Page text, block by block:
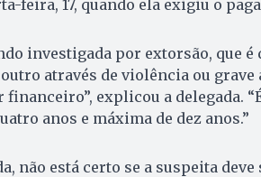
feira, 17, quando ela exigiu o
investigada por extorsão, que é
através de violência ou grave
explicou a delegada.
anos e máxima de dez anos.”
não está certo se a suspeita